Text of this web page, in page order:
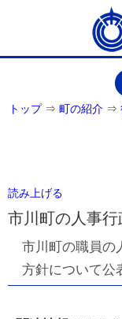
トップ⇒ 町の紹介 ⇒
読み上げる
市川町の人事
市川町の職員の
方針について公